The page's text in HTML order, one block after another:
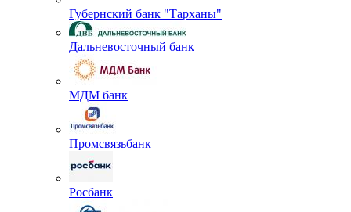
Губернский банк "Тарханы"
Дальневосточный банк
МДМ банк
Промсвязьбанк
Росбанк